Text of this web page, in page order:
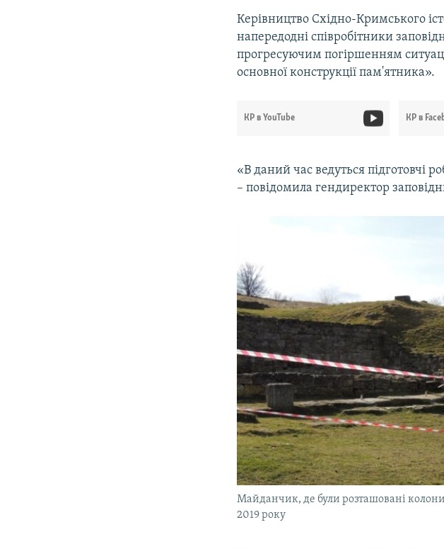
Керівництво Східно-Кримського
напередодні співробітники
прогресуючим погіршенням
основної конструкції пам'ятника».
КР в YouTube КР в
«В даний час ведуться підготовчі
– повідомила гендиректор
Майданчик, де були розташовані
2019 року